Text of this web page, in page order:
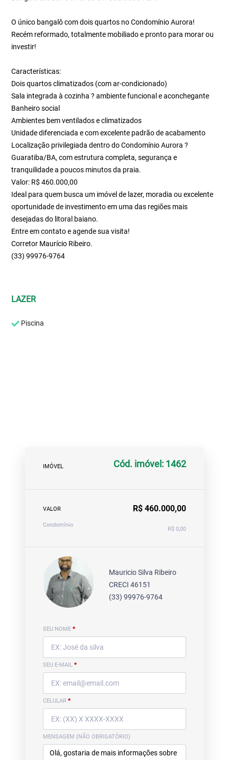
O único bangalô com dois quartos no Condomínio Aurora!
Recém reformado, totalmente mobiliado e pronto para morar ou
investir!
Características:
Dois quartos climatizados (com ar-condicionado)
Sala integrada à cozinha ? ambiente funcional e aconchegante
Banheiro social
Ambientes bem ventilados e climatizados
Unidade diferenciada e com excelente padrão de acabamento
Localização privilegiada dentro do Condomínio Aurora ?
Guaratiba/BA, com estrutura completa, segurança e
tranquilidade a poucos minutos da praia.
Valor: R$ 460.000,00
Ideal para quem busca um imóvel de lazer, moradia ou excelente
oportunidade de investimento em uma das regiões mais
desejadas do litoral baiano.
Entre em contato e agende sua visita!
Corretor Maurício Ribeiro.
(33) 99976-9764
LAZER
Piscina
IMÓVEL Cód. imóvel: 1462
VALOR R$ 460.000,00
Condomínio
R$ 0,00
Mauricio Silva Ribeiro
CRECI 46151
(33) 99976-9764
SEU NOME *
SEU E-MAIL *
CELULAR *
MENSAGEM (NÃO OBRIGATÓRIO)